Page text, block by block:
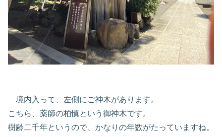
境内入って、左側にご神木があります。
こちら、薬師の柏慎という御神木です。
樹齢二千年というので、かなりの年数がたっていますね。